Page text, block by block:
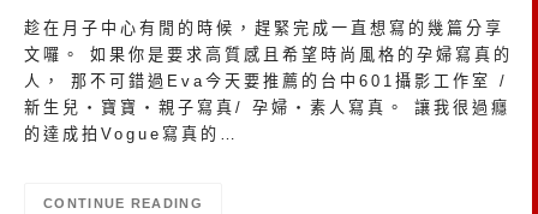
趁在月子中心有閒的時候，趕緊完成一直想寫的幾篇分享
文囉。 如果你是要求高質感且希望時尚風格的孕婦寫真的
人， 那不可錯過Eva今天要推薦的台中601攝影工作室 /
新生兒‧寶寶‧親子寫真/ 孕婦‧素人寫真。 讓我很過癮
的達成拍Vogue寫真的…
CONTINUE READING